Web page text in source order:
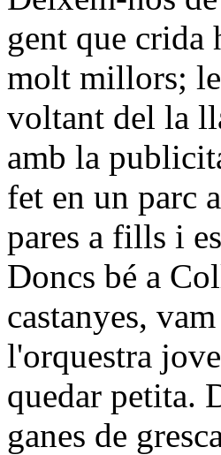
gent que crida
molt millors;
voltant del la
amb la
fet en un parc
pares a fills i
Doncs bé a
castanyes,
l'orquestra
quedar petita.
ganes de